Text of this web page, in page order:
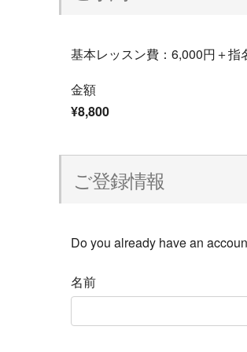
基本レッスン費：6,000円＋指
金額
¥8,800
ご登録情報
Do you already have an
名前